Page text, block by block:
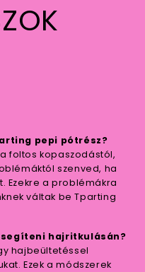
pepi pótrész?
foltos kopaszodástól,
szenved, ha
Ezekre a problémákra
váltak be Tparting
hajritkulásán?
hajbeültetéssel
Ezek a módszerek